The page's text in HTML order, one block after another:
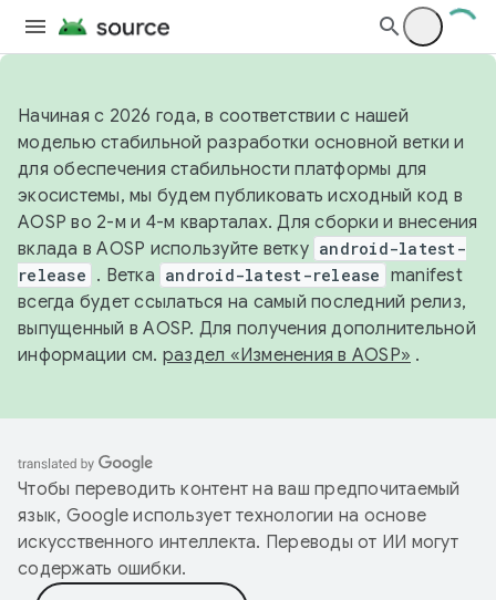
Начиная с 2026 года, в соответствии с нашей
моделью стабильной разработки основной ветки и
для обеспечения стабильности платформы для
экосистемы, мы будем публиковать исходный код в
AOSP во 2-м и 4-м кварталах. Для сборки и внесения
вклада в AOSP используйте ветку android-latest-
release . Ветка android-latest-release manifest
всегда будет ссылаться на самый последний релиз,
выпущенный в AOSP. Для получения дополнительной
информации см. раздел «Изменения в AOSP» .
Чтобы переводить контент на ваш предпочитаемый
язык, Google использует технологии на основе
искусственного интеллекта. Переводы от ИИ могут
содержать ошибки.